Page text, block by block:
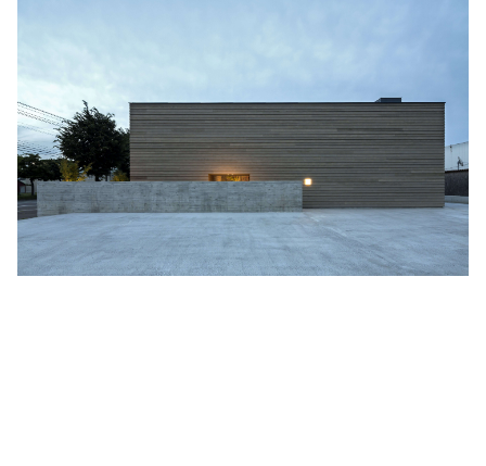
ディズニー
監督別
Quentin Tarantino
Jim Jarmusch
作曲家・アーティスト別
Adan Jodorowsky (アダン・ホドロフスキー)
The Style Council
Joy Division
Talking Heads